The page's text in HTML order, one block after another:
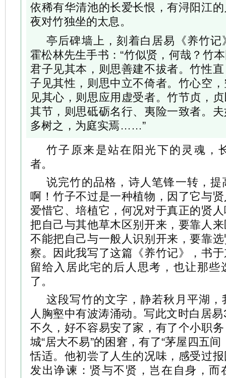
依稀有华清池的长爱长恨，有浔阳江
夜对竹独坐的太息。
亭后碑墙上，刻着白居易《养竹记
霍松林先生手书：“竹似贤，何哉？竹
君子见其本，则思善建不拔者。竹性
子见其性，则思中立不倚者。竹心空
见其心，则思应用虚受者。竹节贞，
其节，则思砥砺名行、夷险一致者。
多树之，为庭实焉……”
竹子原来是站在阳光下的灵魂，
者。
说完竹的品格，诗人笔锋一转，提
啊！竹子不过是一种植物，因了它与
爱惜它、培植它，何况对于真正的贤
把自己与其他草木区别开来，要靠人
不能把自己与一般人识别开来，要靠
察。因此我写了这篇《养竹记》，书
留给入居此宅的后人思考，也让那些
了。
这段写竹的文字，静若秋月平湖，
人胸壑中有波涛涌动。写此文时白居
不久，好不容易安了家，有了个小职
城“居大不易”的困窘，有了“茅屋四五间
恬适。他初尝了人生的况味，感受过
发出诤谏：贤与不贤，岂在自身，而